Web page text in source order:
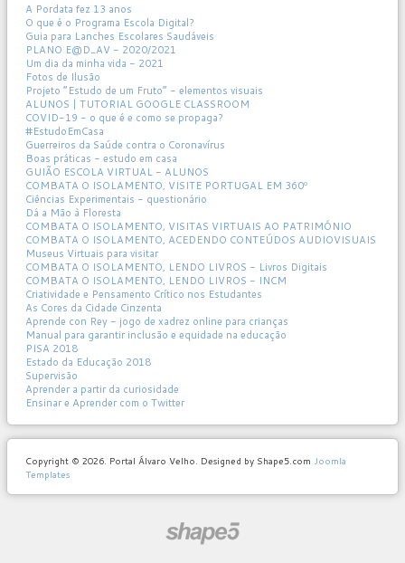
A Pordata fez 13 anos
O que é o Programa Escola Digital?
Guia para Lanches Escolares Saudáveis
PLANO E@D_AV - 2020/2021
Um dia da minha vida - 2021
Fotos de Ilusão
Projeto “Estudo de um Fruto” - elementos visuais
ALUNOS | TUTORIAL GOOGLE CLASSROOM
COVID-19 - o que é e como se propaga?
#EstudoEmCasa
Guerreiros da Saúde contra o Coronavírus
Boas práticas - estudo em casa
GUIÃO ESCOLA VIRTUAL - ALUNOS
COMBATA O ISOLAMENTO, VISITE PORTUGAL EM 360º
Ciências Experimentais - questionário
Dá a Mão à Floresta
COMBATA O ISOLAMENTO, VISITAS VIRTUAIS AO PATRIMÓNIO
COMBATA O ISOLAMENTO, ACEDENDO CONTEÚDOS AUDIOVISUAIS
Museus Virtuais para visitar
COMBATA O ISOLAMENTO, LENDO LIVROS - Livros Digitais
COMBATA O ISOLAMENTO, LENDO LIVROS - INCM
Criatividade e Pensamento Crítico nos Estudantes
As Cores da Cidade Cinzenta
Aprende con Rey - jogo de xadrez online para crianças
Manual para garantir inclusão e equidade na educação
PISA 2018
Estado da Educação 2018
Supervisão
Aprender a partir da curiosidade
Ensinar e Aprender com o Twitter
Copyright © 2026. Portal Álvaro Velho. Designed by Shape5.com Joomla
Templates